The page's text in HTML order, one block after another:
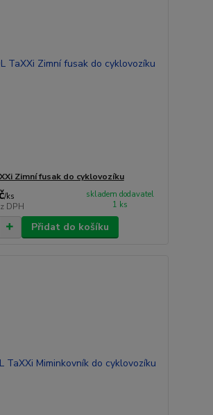
Zimní fusak do cyklovozíku
/ks
DPH
skladem dodavatel
1 ks
Přidat do košíku